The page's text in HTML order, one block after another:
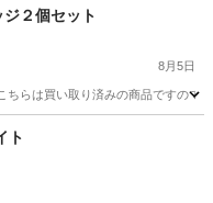
ジ２個セット
8月5日
ちらは買い取り済みの商品ですの
ト